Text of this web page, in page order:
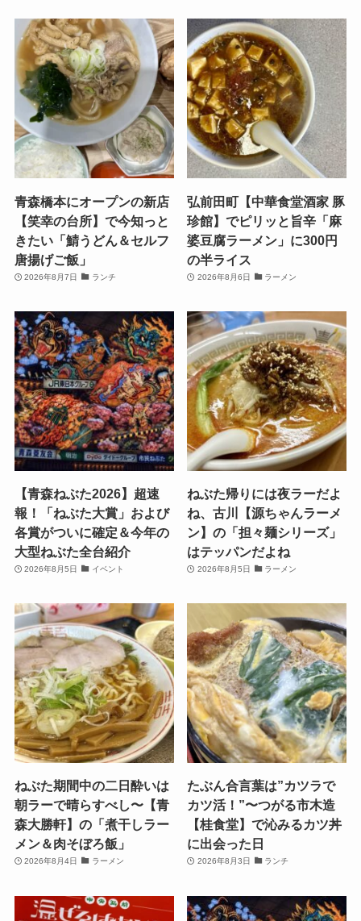
青森橋本にオープンの新店
【笑幸の台所】で今知っと
きたい「鯖うどん＆セルフ
唐揚げご飯」
2026年8月7日 ランチ
弘前田町【中華食堂酒家 豚
珍館】でピリッと旨辛「麻
婆豆腐ラーメン」に300円
の半ライス
2026年8月6日 ラーメン
【青森ねぶた2026】超速
報！「ねぶた大賞」および
各賞がついに確定＆今年の
大型ねぶた全台紹介
2026年8月5日 イベント
ねぶた帰りには夜ラーだよ
ね、古川【源ちゃんラーメ
ン】の「担々麺シリーズ」
はテッパンだよね
2026年8月5日 ラーメン
ねぶた期間中の二日酔いは
朝ラーで晴らすべし〜【青
森大勝軒】の「煮干しラー
メン＆肉そぼろ飯」
2026年8月4日 ラーメン
たぶん合言葉は”カツラで
カツ活！”〜つがる市木造
【桂食堂】で沁みるカツ丼
に出会った日
2026年8月3日 ランチ